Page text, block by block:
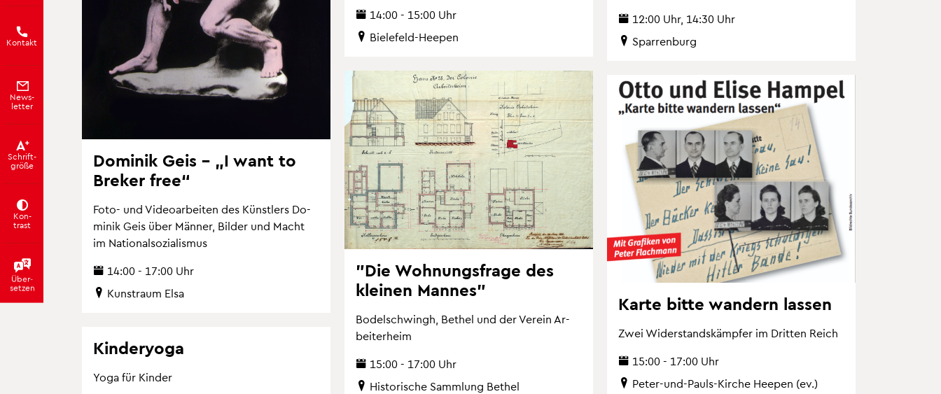
Kon­takt
News­
let­ter
Schrift­
grö­ße
Kon­
trast
Über­
set­zen
12:00 Uhr, 14:30 Uhr
Spar­ren­burg
Do­mi­nik Geis – „I want to
Bre­ker free“
Foto- und Vi­deo­ar­bei­ten des Künst­lers Do­
mi­nik Geis über Män­ner, Bil­der und Macht
im Na­tio­nal­so­zia­lis­mus
14:00 - 17:00 Uhr
Kunst­raum Elsa
14:00 - 15:00 Uhr
Bie­le­feld-Hee­pen
"Die Woh­nungs­fra­ge des
klei­nen Man­nes"
Bo­del­schwingh, Be­thel und der Ver­ein Ar­
bei­ter­heim
15:00 - 17:00 Uhr
His­to­ri­sche Samm­lung Be­thel
Karte bitte wan­dern las­sen
Zwei Wi­der­stands­kämp­fer im Drit­ten Reich
15:00 - 17:00 Uhr
Peter-und-Pauls-Kir­che Hee­pen (ev.)
Kin­de­ryo­ga
Yoga für Kin­der